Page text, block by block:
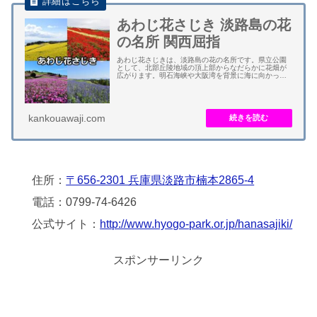
あわじ花さじき 淡路島の花
の名所 関西屈指
あわじ花さじきは、淡路島の花の名所です。県立公園
として、北部丘陵地域の頂上部からなだらかに花畑が
広がります。明石海峡や大阪湾を背景に海に向かって
kankouawaji.com
住所： 〒656-2301 兵庫県淡路市楠本2865-4
電話：0799-74-6426
公式サイト： http://www.hyogo-park.or.jp/hanasajiki/
スポンサーリンク